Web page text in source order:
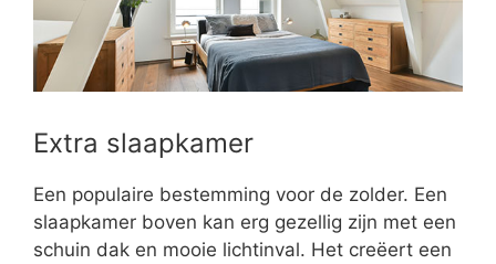
Extra slaapkamer
Een populaire bestemming voor de zolder. Een
slaapkamer boven kan erg gezellig zijn met een
schuin dak en mooie lichtinval. Het creëert een